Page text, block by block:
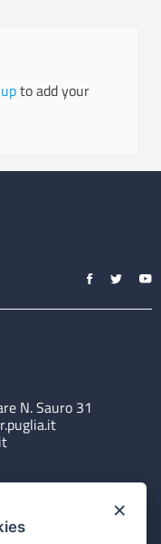
to add your
N. Sauro 31
×